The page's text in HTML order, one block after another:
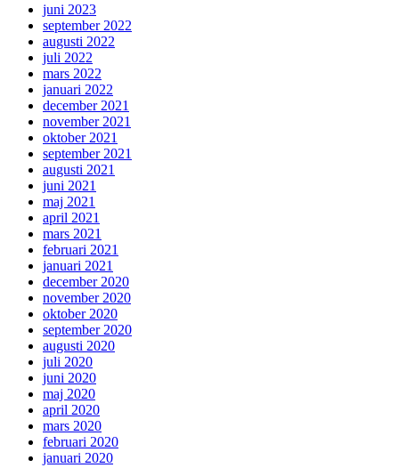
juni 2023
september 2022
augusti 2022
juli 2022
mars 2022
januari 2022
december 2021
november 2021
oktober 2021
september 2021
augusti 2021
juni 2021
maj 2021
april 2021
mars 2021
februari 2021
januari 2021
december 2020
november 2020
oktober 2020
september 2020
augusti 2020
juli 2020
juni 2020
maj 2020
april 2020
mars 2020
februari 2020
januari 2020